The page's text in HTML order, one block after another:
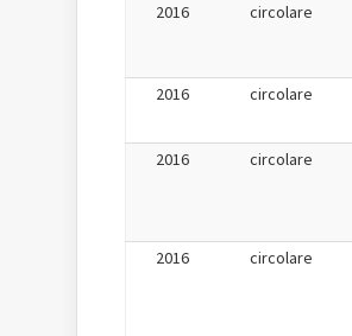
2016
circolare
2016
circolare
2016
circolare
2016
circolare